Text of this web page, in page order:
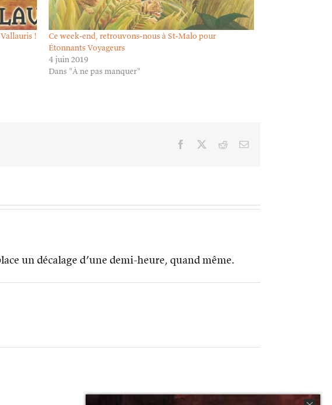
!
Ce week-end, retrouvons-nous à St-Malo pour
Étonnants Voyageurs
4 juin 2019
Dans "À ne pas manquer"
Facebook RedditEmail
un décalage d’une demi-heure, quand même.